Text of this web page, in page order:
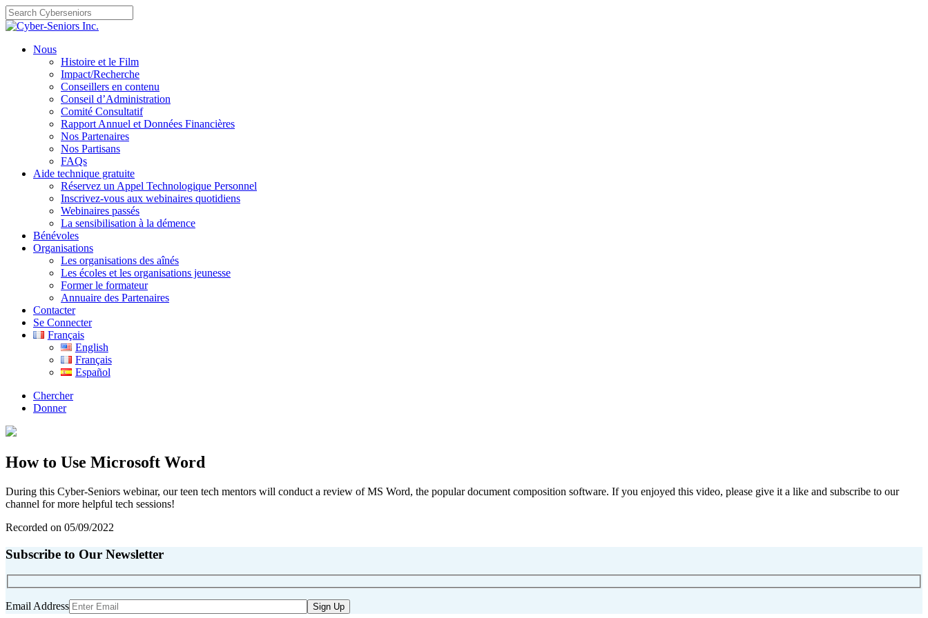
Skip
to
content
Nous
Histoire et le Film
Impact/Recherche
Conseillers en contenu
Conseil d’Administration
Comité Consultatif
Rapport Annuel et Données Financières
Nos Partenaires
Nos Partisans
FAQs
Aide technique gratuite
Réservez un Appel Technologique Personnel
Inscrivez-vous aux webinaires quotidiens
Webinaires passés
La sensibilisation à la démence
Bénévoles
Organisations
Les organisations des aînés
Les écoles et les organisations jeunesse
Former le formateur
Annuaire des Partenaires
Contacter
Se Connecter
Français
English
Français
Español
Chercher
Donner
How to Use Microsoft Word
During this Cyber-Seniors webinar, our teen tech mentors will conduct a review of MS Word, the popular document composition software. If you enjoyed this video, please give it a like and subscribe to our
channel for more helpful tech sessions!
Recorded on 05/09/2022
Subscribe to Our Newsletter
Email Address